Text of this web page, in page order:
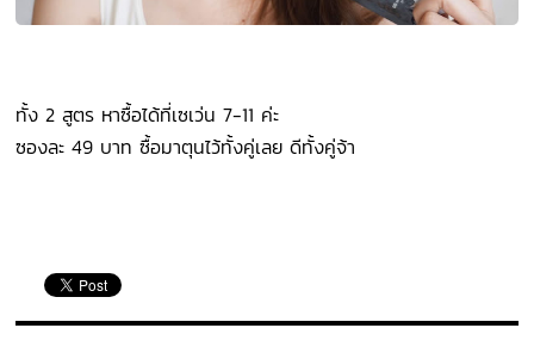
ทั้ง 2 สูตร หาซื้อได้ที่เซเว่น 7-11 ค่ะ
ซองละ 49 บาท ซื้อมาตุนไว้ทั้งคู่เลย ดีทั้งคู่จ้า